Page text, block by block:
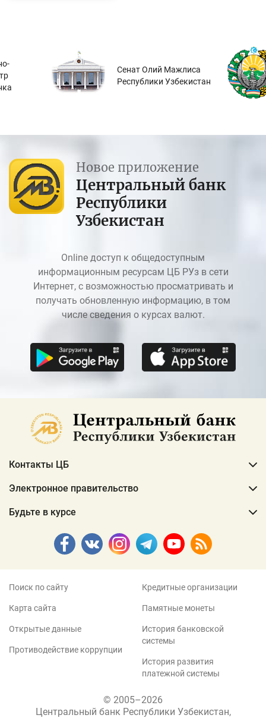
Сенат Олий Мажлиса
Республики Узбекистан
Новое приложение
Центральный банк
Республики
Узбекистан
Online доступ к общедоступным
информационным ресурсам ЦБ РУз в сети
Интернет, с возможностью просматривать и
получать обновленную информацию, в том
числе сведения о курсах валют.
Контакты ЦБ
Электронное правительство
Будьте в курсе
Поиск по сайту
Карта сайта
Открытые данные
Противодействие коррупции
Кредитные организации
Памятные монеты
История банковской
системы
История развития
платежной системы
© 2005–2026
Центральный банк Республики Узбекистан,